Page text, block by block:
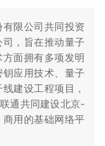
限公司共同投资
，旨在推动量子
面拥有多项发明
应用技术、量子
建设工程项目，
通共同建设北京-
用的基础网络平